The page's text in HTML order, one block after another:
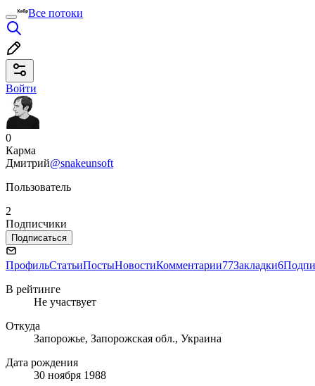
Все потоки
Войти
0
Карма
Дмитрий@snakeunsoft
Пользователь
2
Подписчики
Подписаться
ПрофильСтатьиПостыНовостиКомментарии77Закладки6
В рейтинге
Не участвует
Откуда
Запорожье, Запорожская обл., Украина
Дата рождения
30 ноября 1988